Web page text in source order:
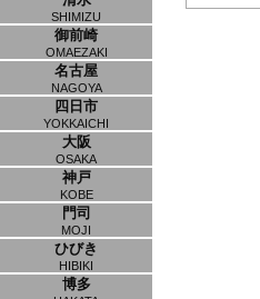
SHIMIZU
御前崎
OMAEZAKI
名古屋
NAGOYA
四日市
YOKKAICHI
大阪
OSAKA
神戸
KOBE
門司
MOJI
ひびき
HIBIKI
博多